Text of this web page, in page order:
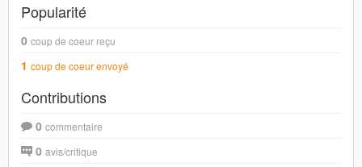
Popularité
0 coup de coeur reçu
1 coup de coeur envoyé
Contributions
0 commentaire
0 avis/critique